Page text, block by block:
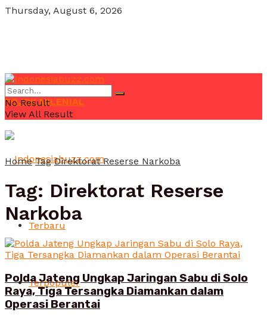
Thursday, August 6, 2026
POJOK MILENIAL
Terbaru
Terpopuler
No Result
View All Result
Home Tag Direktorat Reserse Narkoba
Tag: Direktorat Reserse
Narkoba
Polda Jateng Ungkap Jaringan Sabu di Solo
Raya, Tiga Tersangka Diamankan dalam
Operasi Berantai